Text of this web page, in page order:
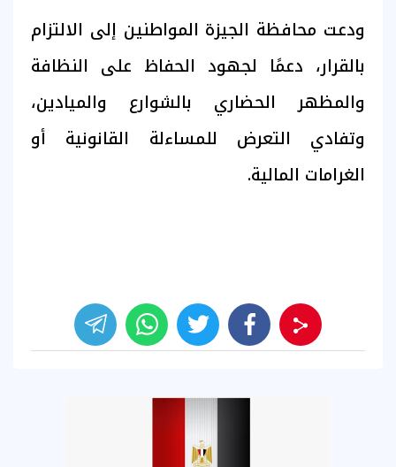
ودعت محافظة الجيزة المواطنين إلى الالتزام
بالقرار، دعمًا لجهود الحفاظ على النظافة
والمظهر الحضاري بالشوارع والميادين،
وتفادي التعرض للمساءلة القانونية أو
الغرامات المالية.